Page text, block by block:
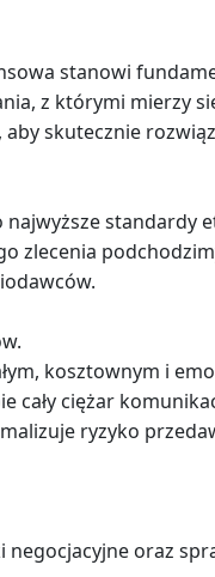
stanowi
z którymi mierzy
skutecznie
standardy
zlecenia
kosztownym i
ciężar
ryzyko
oraz